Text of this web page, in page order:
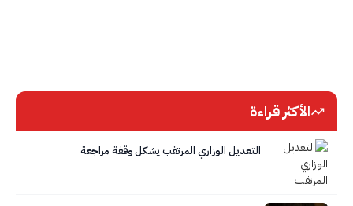
الأكثر قراءة
التعديل الوزاري المرتقب يشكل وقفة مراجعة